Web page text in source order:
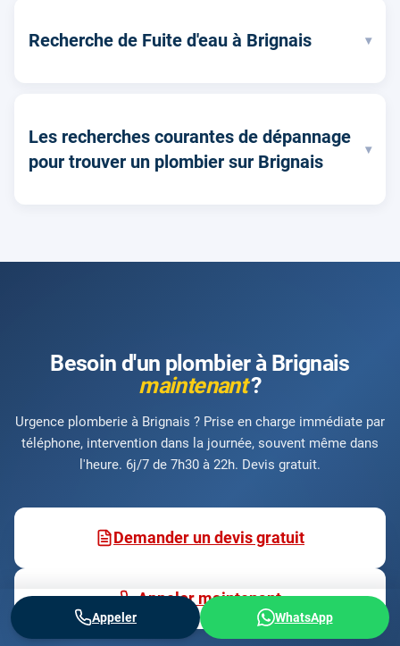
Recherche de Fuite d'eau à Brignais ▾
Les recherches courantes de dépannage
pour trouver un plombier sur Brignais
▾
Besoin d'un plombier à Brignais
maintenant?
Urgence plomberie à Brignais ? Prise en charge immédiate par
téléphone, intervention dans la journée, souvent même dans
l'heure. 6j/7 de 7h30 à 22h. Devis gratuit.
Demander un devis gratuit
Appeler maintenant
Appeler WhatsApp